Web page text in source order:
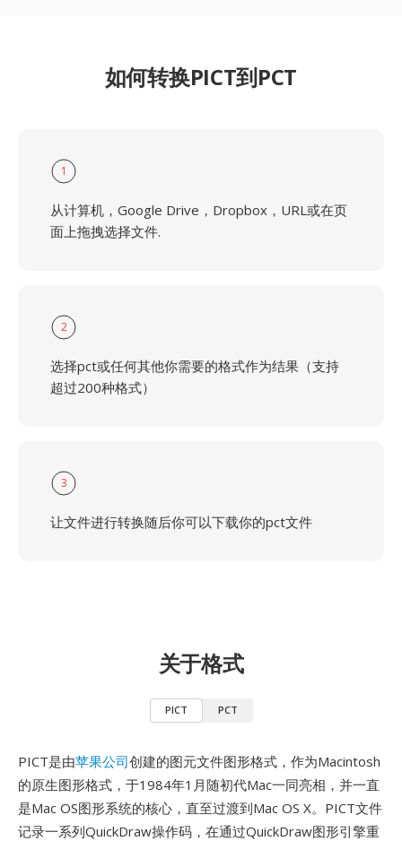
如何转换PICT到PCT
1
从计算机，Google Drive，Dropbox，URL或在页
面上拖拽选择文件.
2
选择pct或任何其他你需要的格式作为结果（支持
超过200种格式）
3
让文件进行转换随后你可以下载你的pct文件
关于格式
PICT PCT
PICT是由苹果公司创建的图元文件图形格式，作为Macintosh
的原生图形格式，于1984年1月随初代Mac一同亮相，并一直
是Mac OS图形系统的核心，直至过渡到Mac OS X。PICT文件
记录一系列QuickDraw操作码，在通过QuickDraw图形引擎重